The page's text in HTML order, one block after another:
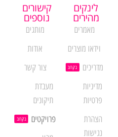
לינקים
מהירים
מאמרים
וידאו מוצרים
מדריכים
בקרוב
מדיניות
פרטיות
הצהרת
נגישות
קישורים
נוספים
מותגים
אודות
צור קשר
מעבדת
תיקונים
פרויקטים
בקרוב